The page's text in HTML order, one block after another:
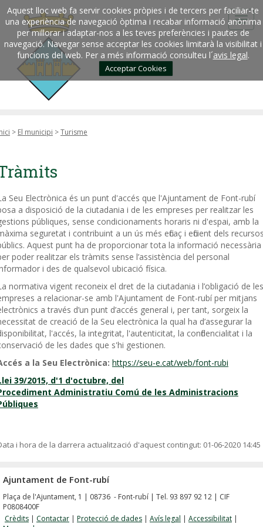
Aquest lloc web fa servir cookies pròpies i de tercers per faciliar-te
una experiència de navegació òptima i recabar informació anònima
per millorar i adaptar-nos a les teves preferències i pautes de
navegació. Navegar sense acceptar les cookies limitarà la visibilitat i
funcions del web. Per a més informació consulteu l´avis legal.
Acceptar Cookies
> El municipi >Turisme
Seu Electrònica és un punt d'accés que l'Ajuntament de Font-rubí
a disposició de la ciutadania i de les empreses per realitzar les
públiques, sense condicionaments horaris ni d'espai, amb la
seguretat i contribuint a un ús més eficaç i eficient dels
Aquest punt ha de proporcionar tota la informació necessària
poder realitzar els tràmits sense l’assistència del personal
i des de qualsevol ubicació física.
normativa vigent reconeix el dret de la ciutadania i l’obligació de les
a relacionar-se amb l'Ajuntament de Font-rubí per mitjans
a través d’un punt d’accés general i, per tant, sorgeix la
de creació de la Seu electrònica la qual ha d’assegurar la
l'accés, la integritat, l'autenticitat, la confidencialitat i la
de les dades que s'hi gestionen.
a la Seu Electrònica: https://seu-e.cat/web/font-rubi
39/2015, d'1 d'octubre, del
Administratiu Comú de les Administracions
i hora de la darrera actualització d'aquest contingut: 01-06-2020 14:45
Ajuntament de Font-rubí
Plaça de l'Ajuntament, 1 | 08736 - Font-rubí | Tel. 93 897 92 12 | CIF
P0808400F
Crèdits | Contactar | Protecció de dades | Avís legal | Accessibilitat |